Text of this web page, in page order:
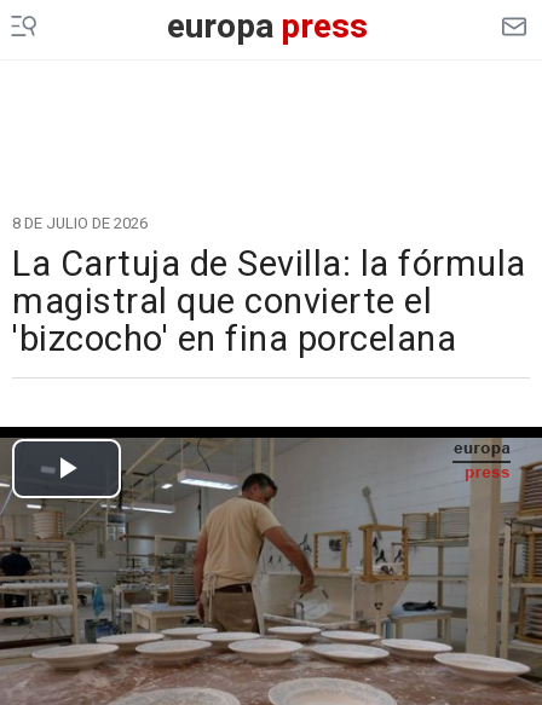
europapress
8 DE JULIO DE 2026
La Cartuja de Sevilla: la fórmula
magistral que convierte el
'bizcocho' en fina porcelana